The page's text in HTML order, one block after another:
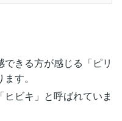
きる方が感じる「ピリ
す。
ビキ」と呼ばれていま